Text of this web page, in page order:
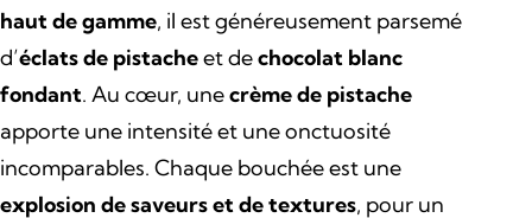
é
t
a
s
t
haut de gamme, il est généreusement parsemé
d’éclats de pistacheet dechocolat blanc
fondant. Au cœur, unecrème de pistache
apporte une intensité et une onctuosité
incomparables. Chaque bouchée est une
explosion de saveurs et de textures, pour un